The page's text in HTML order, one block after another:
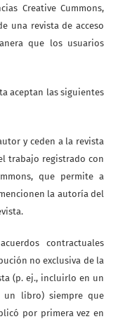
Creative Cummons,
una revista de acceso
que los usuarios
aceptan las siguientes
y ceden a la revista
trabajo registrado con
que permite a
la autoría del
contractuales
no exclusiva de la
(p. ej., incluirlo en un
libro) siempre que
por primera vez en